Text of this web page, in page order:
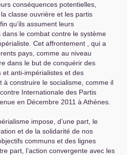
conséquences potentielles,
classe ouvrière et les partis
qu’ils assument leurs
le combat contre le système
Cet affrontement , qui a
pays, comme au niveau
dans le but de conquérir des
anti-impérialistes et des
à construire le socialisme, comme il
Internationale des Partis
en Décembre 2011 à Athènes.
impose, d’une part, le
et de la solidarité de nos
communs et des lignes
part, l’action convergente avec les